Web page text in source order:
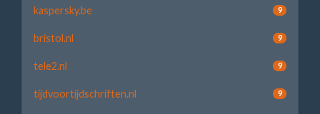
kaspersky.be 9
bristol.nl 9
tele2.nl 9
tijdvoortijdschriften.nl 9